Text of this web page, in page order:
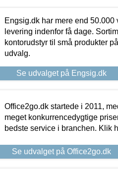
Engsig.dk har mere end
levering indenfor få dage.
kontorudstyr til små produkter
udvalg.
Se udvalget på Engsig.dk
Office2go.dk startede i 2011,
meget konkurrencedygtige
bedste service i branchen. Klik
Se udvalget på Office2go.dk